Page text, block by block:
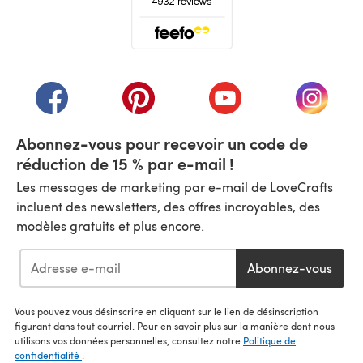
- Tissu 100% coton avec le motif pré-imprimé sur le tissu
- Aiguille à broder
- Guide de point illustré et livret d'instructions
- Guide de motif imprimé vous montrant quels points
faire où
- Belle boîte cadeau
Vous aurez également besoin de :
- Une paire de petits ciseaux ou des coupes-fil
(découvrez notre sélection ici !)
- Thé et biscuits (facultatif !)
Dimensions :
Boîte : 20x20x2cm
(s'ouvre dans un nouvel onglet)
(s'ouvre dans un nouvel onglet)
(s'ouvre dans un(s'ouvre
Abonnez-vous pour recevoir un code de
réduction de 15 % par e-mail !
Les messages de marketing par e-mail de LoveCrafts
incluent des newsletters, des offres incroyables, des
modèles gratuits et plus encore.
Abonnez-vous
Vous pouvez vous désinscrire en cliquant sur le lien de désinscription
figurant dans tout courriel. Pour en savoir plus sur la manière dont nous
utilisons vos données personnelles, consultez notre Politique de
confidentialité